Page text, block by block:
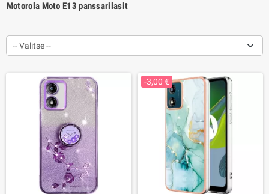
Motorola Moto E13 panssarilasit
-- Valitse --
-3,00 €